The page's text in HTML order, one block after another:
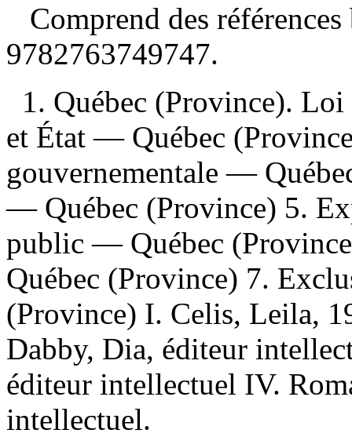
Comprend des
9782763749747.
1. Québec (Province).
et État — Québec
gouvernementale —
— Québec (Province) 5.
public — Québec
Québec (Province) 7.
(Province) I. Celis, Leila,
Dabby, Dia, éditeur
éditeur intellectuel IV.
intellectuel.